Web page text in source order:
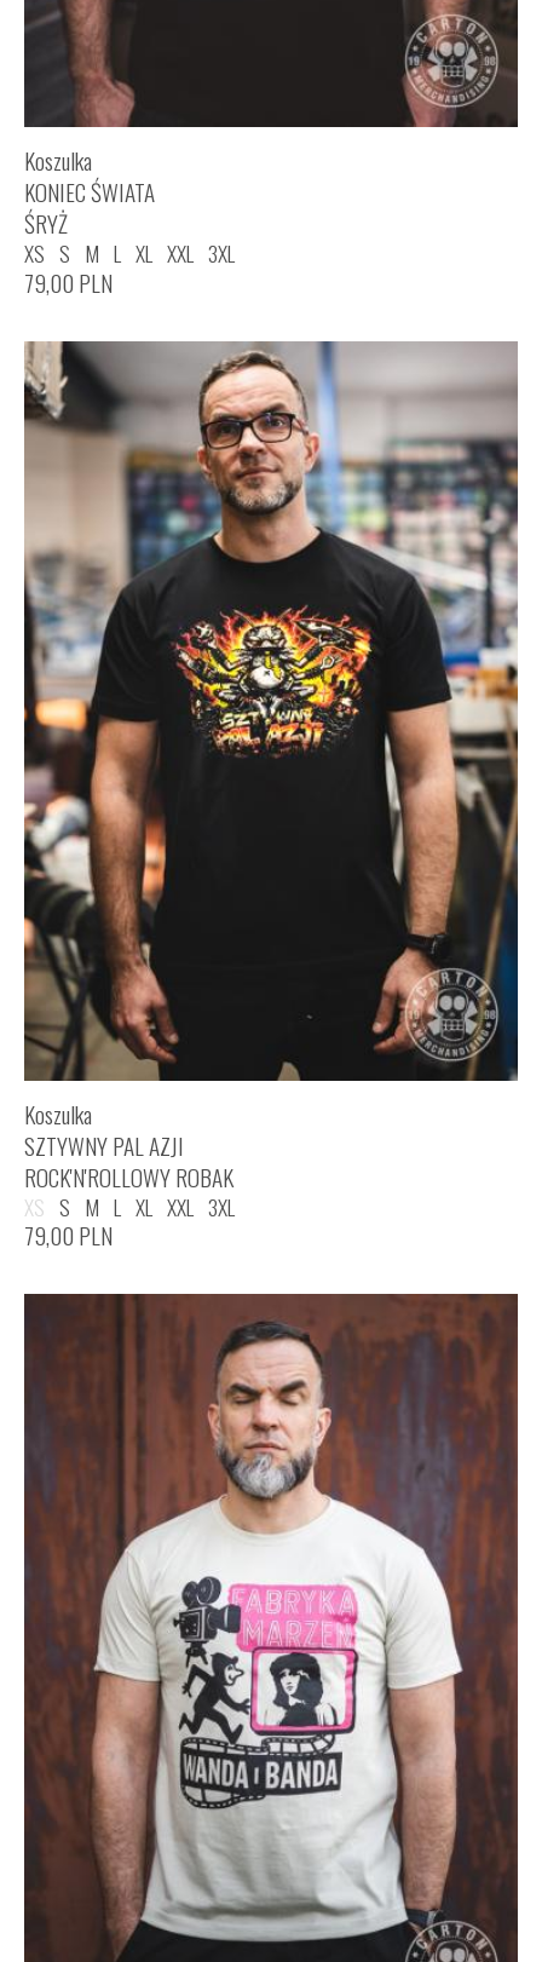
Koszulka
KONIEC ŚWIATA
ŚRYŻ
XS S M L XL XXL 3XL
79,00 PLN
Koszulka
SZTYWNY PAL AZJI
ROCK'N'ROLLOWY ROBAK
XS S M L XL XXL 3XL
79,00 PLN